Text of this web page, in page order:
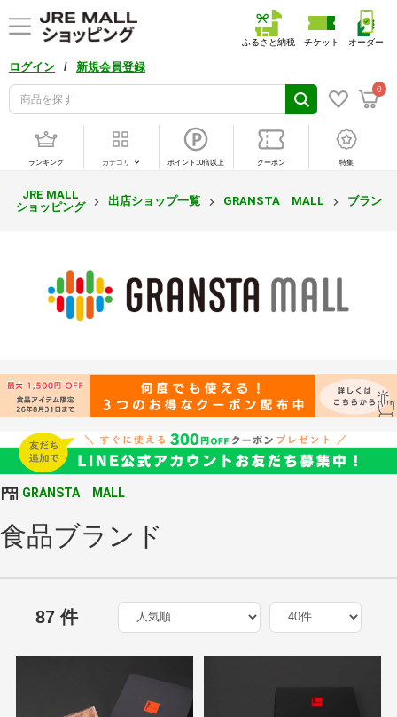
ログイン / 新規会員登録
0
ふるさと納税 チケット オーダー
ランキング カテゴリ ポイント10倍以上 クーポン 特集
JRE MALL
ショッピング
出店ショップ一覧 GRANSTA MALL ブランド
GRANSTA MALL
食品ブランド
87 件